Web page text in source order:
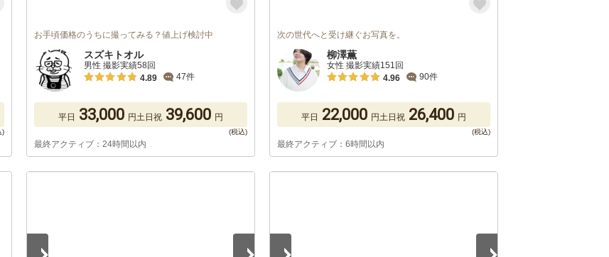
お手頃価格のうちに撮ってみる？値上げ検討中
スズキトオル
男性 撮影実績58回
4.89
47件
平日 33,000 円土日祝 39,600 円
最終アクティブ：24時間以内
次の世代へと受け継ぐお写真を。
柳澤薫
女性 撮影実績151回
4.96
90件
平日 22,000 円土日祝 26,400 円
最終アクティブ：6時間以内